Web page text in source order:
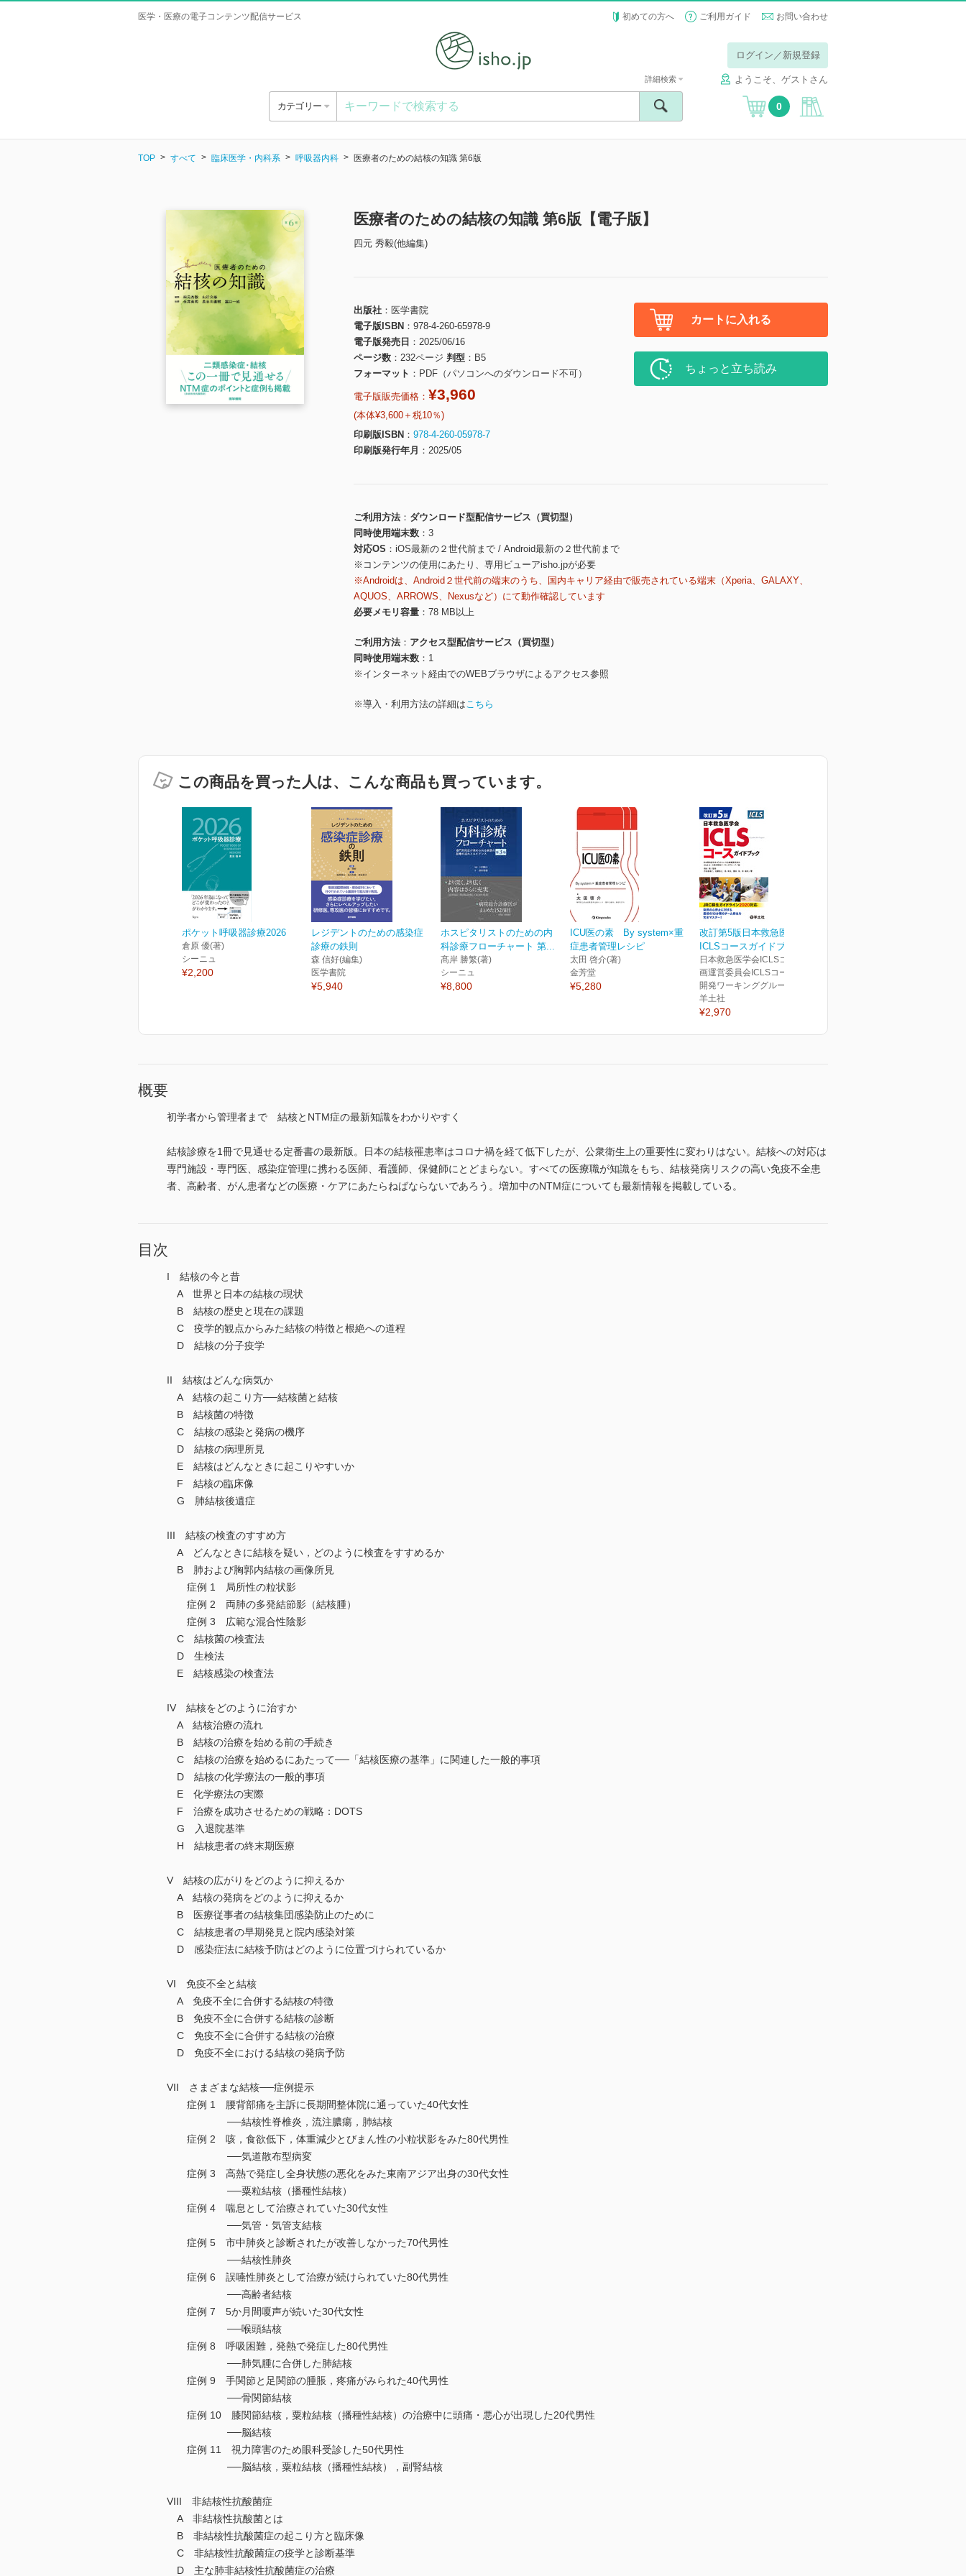
医学・医療の電子コンテンツ配信サービス 初めての方へ ご利用ガイド お問い合わせ
ログイン／新規登録
ようこそ、ゲストさん
カテゴリー
詳細検索
0
TOP すべて 臨床医学・内科系 呼吸器内科 医療者のための結核の知識 第6版
医療者のための結核の知識 第6版【電子版】
四元 秀毅(他編集)
出版社
医学書院
電子版ISBN
978-4-260-65978-9
電子版発売日
2025/06/16
ページ数
232ページ 判型
B5
フォーマット
PDF（パソコンへのダウンロード不可）
電子版販売価格： ¥3,960
(本体¥3,600＋税10％)
印刷版ISBN
978-4-260-05978-7
印刷版発行年月
2025/05
カートに入れる
ちょっと立ち読み
ご利用方法
ダウンロード型配信サービス（買切型）
同時使用端末数
3
対応OS
iOS最新の２世代前まで / Android最新の２世代前まで
※コンテンツの使用にあたり、専用ビューアisho.jpが必要
※Androidは、Android２世代前の端末のうち、国内キャリア経由で販売されている端末（Xperia、GALAXY、
AQUOS、ARROWS、Nexusなど）にて動作確認しています
必要メモリ容量
78 MB以上
ご利用方法
アクセス型配信サービス（買切型）
同時使用端末数
1
※インターネット経由でのWEBブラウザによるアクセス参照
※導入・利用方法の詳細はこちら
この商品を買った人は、こんな商品も買っています。
ポケット呼吸器診療2026
倉原 優(著)
シーニュ
¥2,200
レジデントのための感染症
診療の鉄則
森 信好(編集)
医学書院
¥5,940
ホスピタリストのための内
科診療フローチャート 第...
髙岸 勝繁(著)
シーニュ
¥8,800
ICU医の素 By system×重
症患者管理レシピ
太田 啓介(著)
金芳堂
¥5,280
改訂第5版日本救急医学会
ICLSコースガイドブック
日本救急医学会ICLSコース企
画運営委員会ICLSコース教材
開発ワーキンググループ(編)
羊土社
¥2,970
概要
初学者から管理者まで 結核とNTM症の最新知識をわかりやすく
結核診療を1冊で見通せる定番書の最新版。日本の結核罹患率はコロナ禍を経て低下したが、公衆衛生上の重要性に変わりはない。結核への対応は
専門施設・専門医、感染症管理に携わる医師、看護師、保健師にとどまらない。すべての医療職が知識をもち、結核発病リスクの高い免疫不全患
者、高齢者、がん患者などの医療・ケアにあたらねばならないであろう。増加中のNTM症についても最新情報を掲載している。
目次
I 結核の今と昔
A 世界と日本の結核の現状
B 結核の歴史と現在の課題
C 疫学的観点からみた結核の特徴と根絶への道程
D 結核の分子疫学
II 結核はどんな病気か
A 結核の起こり方──結核菌と結核
B 結核菌の特徴
C 結核の感染と発病の機序
D 結核の病理所見
E 結核はどんなときに起こりやすいか
F 結核の臨床像
G 肺結核後遺症
III 結核の検査のすすめ方
A どんなときに結核を疑い，どのように検査をすすめるか
B 肺および胸郭内結核の画像所見
症例 1 局所性の粒状影
症例 2 両肺の多発結節影（結核腫）
症例 3 広範な混合性陰影
C 結核菌の検査法
D 生検法
E 結核感染の検査法
IV 結核をどのように治すか
A 結核治療の流れ
B 結核の治療を始める前の手続き
C 結核の治療を始めるにあたって──「結核医療の基準」に関連した一般的事項
D 結核の化学療法の一般的事項
E 化学療法の実際
F 治療を成功させるための戦略：DOTS
G 入退院基準
H 結核患者の終末期医療
V 結核の広がりをどのように抑えるか
A 結核の発病をどのように抑えるか
B 医療従事者の結核集団感染防止のために
C 結核患者の早期発見と院内感染対策
D 感染症法に結核予防はどのように位置づけられているか
VI 免疫不全と結核
A 免疫不全に合併する結核の特徴
B 免疫不全に合併する結核の診断
C 免疫不全に合併する結核の治療
D 免疫不全における結核の発病予防
VII さまざまな結核──症例提示
症例 1 腰背部痛を主訴に長期間整体院に通っていた40代女性
──結核性脊椎炎，流注膿瘍，肺結核
症例 2 咳，食欲低下，体重減少とびまん性の小粒状影をみた80代男性
──気道散布型病変
症例 3 高熱で発症し全身状態の悪化をみた東南アジア出身の30代女性
──粟粒結核（播種性結核）
症例 4 喘息として治療されていた30代女性
──気管・気管支結核
症例 5 市中肺炎と診断されたが改善しなかった70代男性
──結核性肺炎
症例 6 誤嚥性肺炎として治療が続けられていた80代男性
──高齢者結核
症例 7 5か月間嗄声が続いた30代女性
──喉頭結核
症例 8 呼吸困難，発熱で発症した80代男性
──肺気腫に合併した肺結核
症例 9 手関節と足関節の腫脹，疼痛がみられた40代男性
──骨関節結核
症例 10 膝関節結核，粟粒結核（播種性結核）の治療中に頭痛・悪心が出現した20代男性
──脳結核
症例 11 視力障害のため眼科受診した50代男性
──脳結核，粟粒結核（播種性結核），副腎結核
VIII 非結核性抗酸菌症
A 非結核性抗酸菌とは
B 非結核性抗酸菌症の起こり方と臨床像
C 非結核性抗酸菌症の疫学と診断基準
D 主な肺非結核性抗酸菌症の治療